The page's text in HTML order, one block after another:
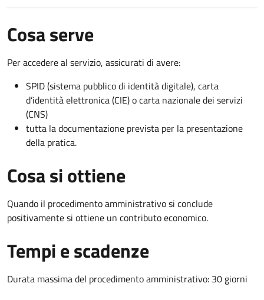
Cosa serve
Per accedere al servizio, assicurati di avere:
SPID (sistema pubblico di identità digitale), carta
d’identità elettronica (CIE) o carta nazionale dei servizi
(CNS)
tutta la documentazione prevista per la presentazione
della pratica.
Cosa si ottiene
Quando il procedimento amministrativo si conclude
positivamente si ottiene un contributo economico.
Tempi e scadenze
Durata massima del procedimento amministrativo: 30 giorni